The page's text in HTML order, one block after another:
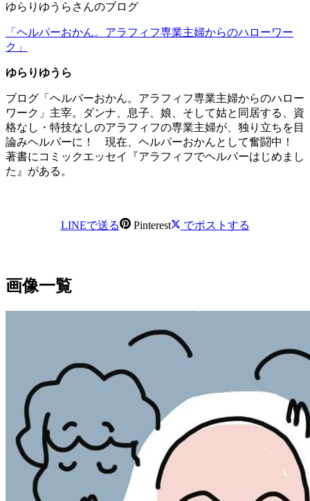
ゆらりゆうらさんのブログ
「ヘルパーおかん。アラフィフ専業主婦からのハローワー
ク」
ゆらりゆうら
ブログ「ヘルパーおかん。アラフィフ専業主婦からのハロー
ワーク」主宰。ダンナ、息子、娘、そして姑と同居する、資
格なし・特技なしのアラフィフの専業主婦が、独り立ちを目
論みヘルパーに！ 現在、ヘルパーおかんとして奮闘中！
著書にコミックエッセイ『アラフィフでヘルパーはじめまし
た』がある。
LINEで送る Pinterest でポストする
画像一覧